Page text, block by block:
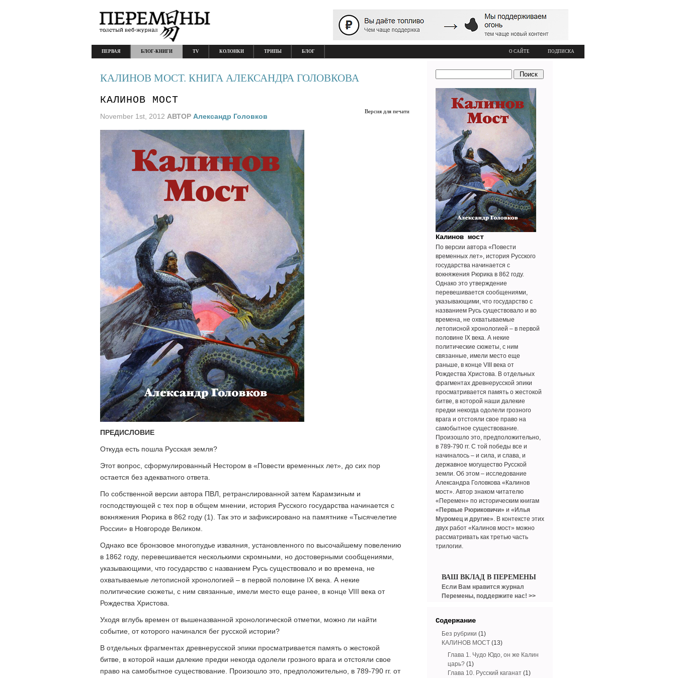
О САЙТЕ ПОДПИСКА
ПЕРВАЯ БЛОГ-КНИГИ TV КОЛОНКИ ТРИПЫ БЛОГ
КАЛИНОВ МОСТ. КНИГА АЛЕКСАНДРА ГОЛОВКОВА
КАЛИНОВ МОСТ
Версия для печати
November 1st, 2012 АВТОР Александр Головков
ПРЕДИСЛОВИЕ
Откуда есть пошла Русская земля?
Этот вопрос, сформулированный Нестором в «Повести временных лет», до сих пор
остается без адекватного ответа.
По собственной версии автора ПВЛ, ретранслированной затем Карамзиным и
господствующей с тех пор в общем мнении, история Русского государства начинается с
вокняжения Рюрика в 862 году (1). Так это и зафиксировано на памятнике «Тысячелетие
России» в Новгороде Великом.
Однако все бронзовое многопудье изваяния, установленного по высочайшему повелению
в 1862 году, перевешивается несколькими скромными, но достоверными сообщениями,
указывающими, что государство с названием Русь существовало и во времена, не
охватываемые летописной хронологией – в первой половине IX века. А некие
политические сюжеты, с ним связанные, имели место еще ранее, в конце VIII века от
Рождества Христова.
Уходя вглубь времен от вышеназванной хронологической отметки, можно ли найти
событие, от которого начинался бег русской истории?
В отдельных фрагментах древнерусской эпики просматривается память о жестокой
битве, в которой наши далекие предки некогда одолели грозного врага и отстояли свое
право на самобытное существование. Произошло это, предположительно, в 789-790 гг. от
Калинов мост
По версии автора «Повести
временных лет», история Русского
государства начинается с
вокняжения Рюрика в 862 году.
Однако это утверждение
перевешивается сообщениями,
указывающими, что государство с
названием Русь существовало и во
времена, не охватываемые
летописной хронологией – в первой
половине IX века. А некие
политические сюжеты, с ним
связанные, имели место еще
раньше, в конце VIII века от
Рождества Христова. В отдельных
фрагментах древнерусской эпики
просматривается память о жестокой
битве, в которой наши далекие
предки некогда одолели грозного
врага и отстояли свое право на
самобытное существование.
Произошло это, предположительно,
в 789-790 гг. С той победы все и
начиналось – и сила, и слава, и
державное могущество Русской
земли. Об этом – исследование
Александра Головкова «Калинов
мост». Автор знаком читателю
«Перемен» по историческим книгам
«Первые Рюриковичи» и «Илья
Муромец и другие». В контексте этих
двух работ «Калинов мост» можно
рассматривать как третью часть
трилогии.
ВАШ ВКЛАД В ПЕРЕМЕНЫ
Если Вам нравится журнал
Перемены, поддержите нас! >>
Содержание
Без рубрики (1)
КАЛИНОВ МОСТ (13)
Глава 1. Чудо Юдо, он же Калин
царь? (1)
Глава 10. Русский каганат (1)